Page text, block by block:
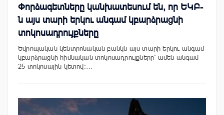
Փորձագետները կանխատեսում են, որ ԵԿԲ-
ն այս տարի երկու անգամ կբարձրացնի
տոկոսադրույքները
Եվրոպական կենտրոնական բանկն այս տարի երկու անգամ
կբարձրացնի հիմնական տոկոսադրույքները՝ ամեն անգամ
25 տոկոսային կետով:…